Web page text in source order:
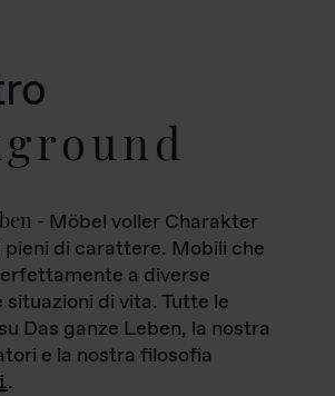
- Möbel voller Charakter
pieni di carattere. Mobili che
a diverse
di vita. Tutte le
Das ganze Leben, la nostra
e la nostra filosofia
.